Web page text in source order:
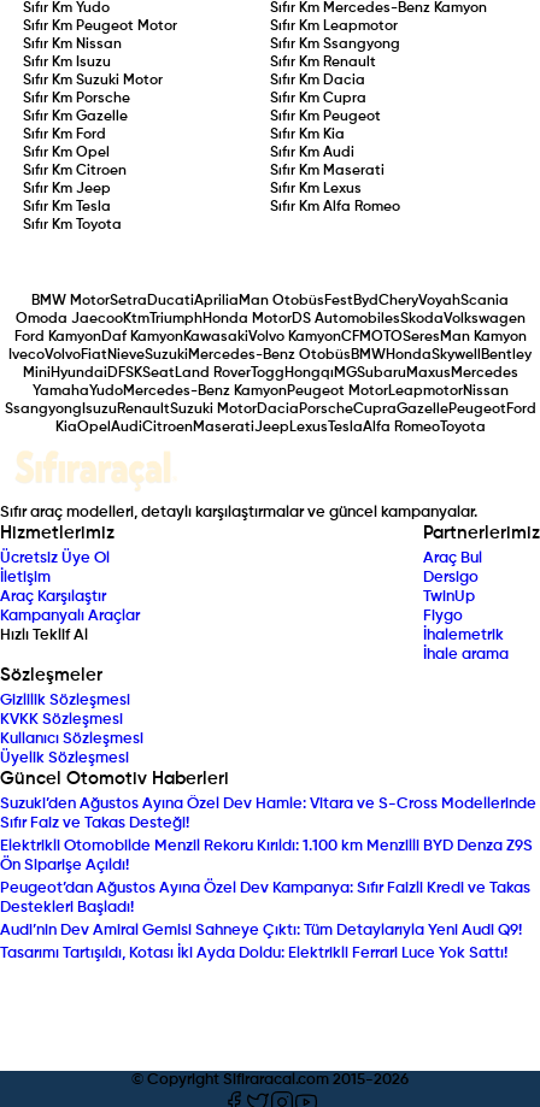
Sıfır KmYudo Sıfır Km Mercedes-Benz Kamyon
Sıfır Km Peugeot Motor Sıfır Km Leapmotor
Sıfır Km Nissan Sıfır Km Ssangyong
Sıfır Km Isuzu Sıfır Km Renault
Sıfır KmSuzuki Motor Sıfır Km Dacia
Sıfır Km Porsche Sıfır Km Cupra
Sıfır KmGazelle Sıfır Km Peugeot
Sıfır Km Ford Sıfır Km Kia
Sıfır KmOpel Sıfır Km Audi
Sıfır KmCitroen Sıfır Km Maserati
Sıfır KmJeep Sıfır Km Lexus
Sıfır Km
Tesla Sıfır Km Alfa Romeo
Sıfır Km
Toyota
BMW MotorSetra DucatiAprilia Man Otobüs FestBydCheryVoyahScania
Omoda JaecooKtmTriumphHonda MotorDS AutomobilesSkodaVolkswagen
Ford KamyonDaf KamyonKawasakiVolvo KamyonCFMOTOSeres Man Kamyon
IvecoVolvoFiatNieveSuzuki Mercedes-Benz Otobüs BMWHondaSkywell
Bentley
Mini Hyundai DFSKSeatLand RoverTogg Hongqı MGSubaruMaxus Mercedes
YamahaYudoMercedes-Benz KamyonPeugeot MotorLeapmotorNissan
Ssangyong IsuzuRenaultSuzuki MotorDacia PorscheCupraGazellePeugeotFord
KiaOpel AudiCitroenMaseratiJeep Lexus TeslaAlfa RomeoToyota
Sıfır araç modelleri, detaylı karşılaştırmalar ve güncel kampanyalar.
Hizmetlerimiz
Ücretsiz Üye Ol
İletişim
Araç Karşılaştır
Kampanyalı Araçlar
Hızlı Teklif Al
Partnerlerimiz
Araç Bul
Dersigo
TwinUp
Fiygo
İhalemetrik
İhale arama
Sözleşmeler
Gizlilik Sözleşmesi
KVKK Sözleşmesi
Kullanıcı Sözleşmesi
Üyelik Sözleşmesi
Güncel Otomotiv Haberleri
Suzuki’den Ağustos Ayına Özel Dev Hamle: Vitara ve S-Cross Modellerinde
Sıfır Faiz ve Takas Desteği!
Elektrikli Otomobilde Menzil Rekoru Kırıldı: 1.100 km Menzilli BYD Denza Z9S
Ön Siparişe Açıldı!
Peugeot’dan Ağustos Ayına Özel Dev Kampanya: Sıfır Faizli Kredi ve Takas
Destekleri Başladı!
Audi’nin Dev Amiral Gemisi Sahneye Çıktı: Tüm Detaylarıyla Yeni Audi Q9!
Tasarımı Tartışıldı, Kotası İki Ayda Doldu: Elektrikli Ferrari Luce Yok Sattı!
© Copyright Sifiraracal.com 2015-2026